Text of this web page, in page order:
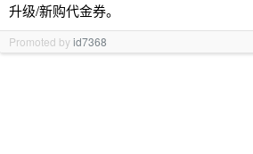
升级/新购代金券。
Promoted byid7368